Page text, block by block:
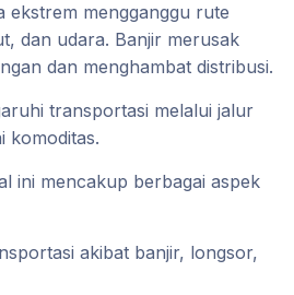
ekstrem mengganggu rute
dan udara. Banjir merusak
dan menghambat distribusi.
transportasi melalui jalur
komoditas.
ini mencakup berbagai aspek
akibat banjir, longsor,